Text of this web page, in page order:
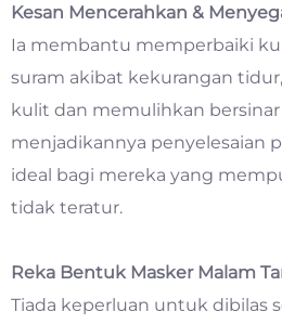
Kesan Mencerahkan &
Ia membantu memperbaiki
suram akibat kekurangan
kulit dan memulihkan bersinar
menjadikannya penyelesaian
ideal bagi mereka yang
tidak teratur.
Reka Bentuk Masker Malam
Tiada keperluan untuk dibilas